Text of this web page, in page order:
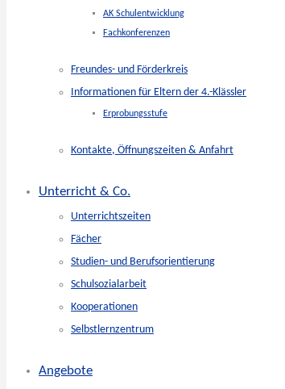
AK Schulentwicklung
Fachkonferenzen
Freundes- und Förderkreis
Informationen für Eltern der 4.-Klässler
Erprobungsstufe
Kontakte, Öffnungszeiten & Anfahrt
Unterricht & Co.
Unterrichtszeiten
Fächer
Studien- und Berufsorientierung
Schulsozialarbeit
Kooperationen
Selbstlernzentrum
Angebote